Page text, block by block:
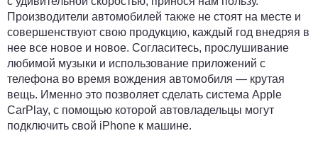
Производители автомобилей также не стоят на месте и
совершенствуют свою продукцию, каждый год внедряя в
нее все новое и новое. Согласитесь, прослушивание
любимой музыки и использование приложений с
телефона во время вождения автомобиля — крутая
вещь. Именно это позволяет сделать система Apple
CarPlay, с помощью которой автовладельцы могут
подключить свой iPhone к машине.